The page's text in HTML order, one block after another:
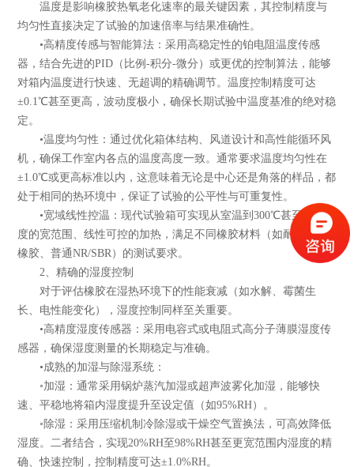
温度是影响橡胶热氧老化速率的最关键因素，其控制精度与
均匀性直接决定了试验的加速倍率与结果准确性。
•高精度传感与智能算法：采用高稳定性的铂电阻温度传感
器，结合先进的PID（比例-积分-微分）或更优的控制算法，能够
对箱内温度进行快速、无超调的精确调节。温度控制精度可达
±0.1℃甚至更高，波动度极小，确保长期试验中温度基准的绝对稳
定。
•温度均匀性：通过优化箱体结构、风道设计和高性能循环风
机，确保工作室内各点的温度高度一致。通常要求温度均匀性在
±1.0℃或更高标准以内，这意味着无论是中心还是角落的样品，都
处于相同的热环境中，保证了试验的公平性与可重复性。
•宽域线性控温：现代试验箱可实现从室温到300℃甚至更高温
度的宽范围、线性可控的加热，满足不同橡胶材料（如耐高温硅
橡胶、普通NR/SBR）的测试要求。
2、精确的湿度控制
对于评估橡胶在湿热环境下的性能衰减（如水解、霉菌生
长、电性能变化），湿度控制同样至关重要。
•高精度湿度传感器：采用电容式或电阻式高分子薄膜湿度传
感器，确保湿度测量的长期稳定与准确。
•成熟的加湿与除湿系统：
◦加湿：通常采用锅炉蒸汽加湿或超声波雾化加湿，能够快
速、平稳地将箱内湿度提升至设定值（如95%RH）。
◦除湿：采用压缩机制冷除湿或干燥空气置换法，可高效降低
湿度。二者结合，实现20%RH至98%RH甚至更宽范围内湿度的精
确、快速控制，控制精度可达±1.0%RH。